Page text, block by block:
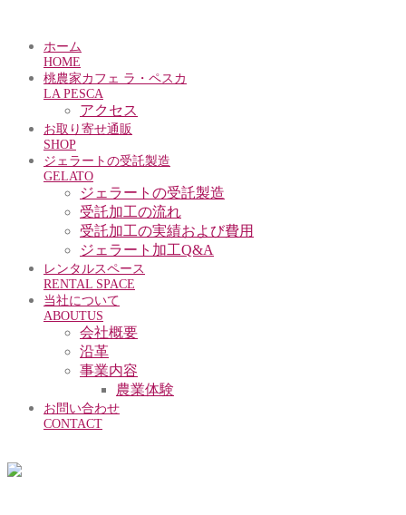
2
3
4
5
6
Previous
Next
ホーム
HOME
桃農家カフェ ラ・ペスカ
LA PESCA
アクセス
お取り寄せ通販
SHOP
ジェラートの受託製造
GELATO
ジェラートの受託製造
受託加工の流れ
受託加工の実績および費用
ジェラート加工Q&A
レンタルスペース
RENTAL SPACE
当社について
ABOUTUS
会社概要
沿革
事業内容
農業体験
お問い合わせ
CONTACT